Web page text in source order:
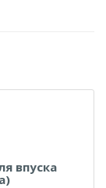
впуска